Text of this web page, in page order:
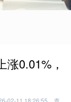
0.01%，
02-11 18:26:55
查